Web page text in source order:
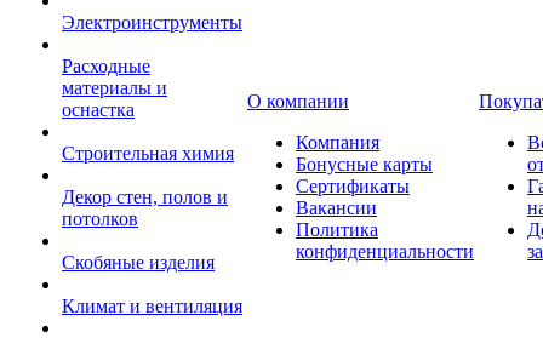
Электроинструменты
Расходные
материалы и
оснастка
Строительная химия
Декор стен, полов и
потолков
Скобяные изделия
Климат и вентиляция
О компании
Компания
Бонусные карты
Сертификаты
Вакансии
Политика
конфиденциальности